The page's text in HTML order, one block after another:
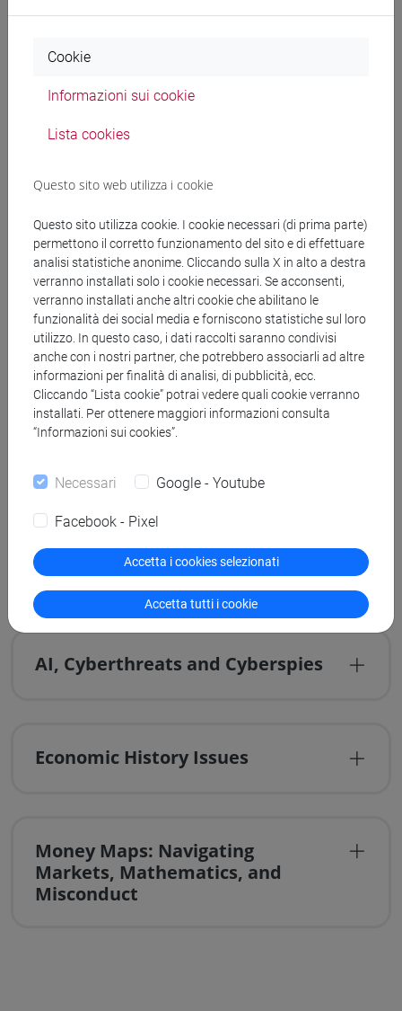
Climate Change, the Blue
Critical Perspectives on the
Green Transition: Geographies of
Power and Futures
Preserving the Heritage of Water
Cities: a Global Perspective
Geopolitics and Geostrategy
AI, Cyberthreats and Cyberspies
Economic History Issues
Money Maps: Navigating
Markets, Mathematics, and
Misconduct
Cookie
Informazioni sui cookie
Lista cookies
Questo sito web utilizza i cookie
Questo sito utilizza cookie. I cookie necessari (di prima parte)
permettono il corretto funzionamento del sito e di effettuare
analisi statistiche anonime. Cliccando sulla X in alto a destra
verranno installati solo i cookie necessari. Se acconsenti,
verranno installati anche altri cookie che abilitano le
funzionalità dei social media e forniscono statistiche sul loro
utilizzo. In questo caso, i dati raccolti saranno condivisi
anche con i nostri partner, che potrebbero associarli ad altre
informazioni per finalità di analisi, di pubblicità, ecc.
Cliccando “Lista cookie” potrai vedere quali cookie verranno
installati. Per ottenere maggiori informazioni consulta
“Informazioni sui cookies”.
Necessari Google - Youtube
Facebook - Pixel
Accetta i cookies selezionati
Accetta tutti i cookie